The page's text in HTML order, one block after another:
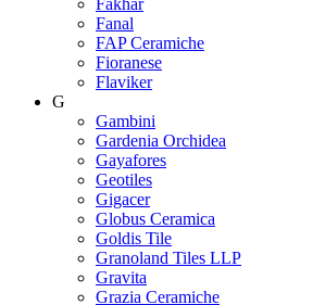
Fanal
FAP Ceramiche
Fioranese
Flaviker
G
Gambini
Gardenia Orchidea
Gayafores
Geotiles
Gigacer
Globus Ceramica
Goldis Tile
Granoland Tiles LLP
Gravita
Grazia Ceramiche